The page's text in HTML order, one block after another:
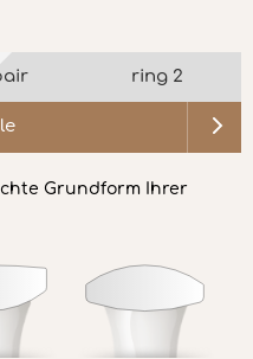
ring 2
Grundform Ihrer